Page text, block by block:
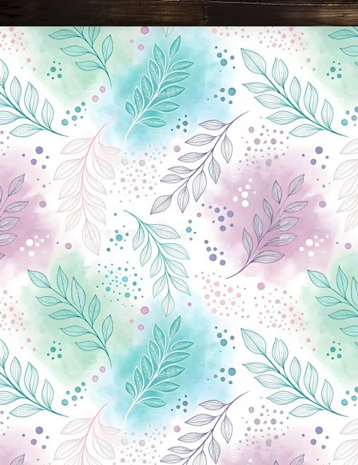
Новини Чернігова, Чернігівські новини, Чернігівський формат, новини Чернігова, події в Чернігові: політика, економіка, аналітика, культура, відеоновини, екологія, спортивний Чернігів, туризм, Чернігів